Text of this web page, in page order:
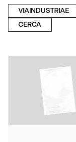
VIAINDUSTRIAE
CERCA